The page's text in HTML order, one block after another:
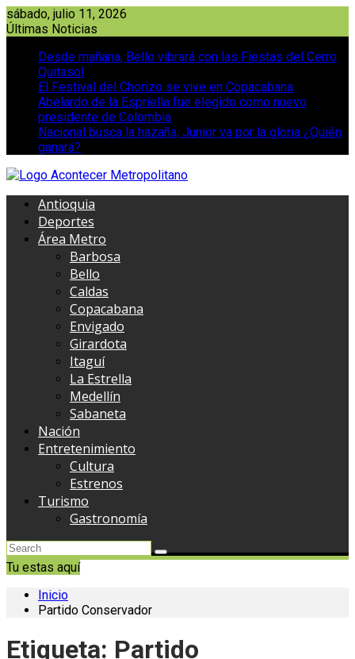
Saltar
al
sábado, julio 11, 2026
Últimas Noticias
Desde mañana, Bello vibrará con las Fiestas del Cerro
Quitasol
El Festival del Chorizo se vive en Copacabana
Abelardo de la Espriella fue elegido como nuevo
presidente de Colombia
Nacional busca la hazaña, Junior va por la gloria ¿Quién
ganará?
Antioquia
Deportes
Área Metro
Barbosa
Bello
Caldas
Copacabana
Envigado
Girardota
Itaguí
La Estrella
Medellín
Sabaneta
Nación
Entretenimiento
Cultura
Estrenos
Turismo
Gastronomía
Tu estas aquí
Inicio
Partido Conservador
Etiqueta: Partido